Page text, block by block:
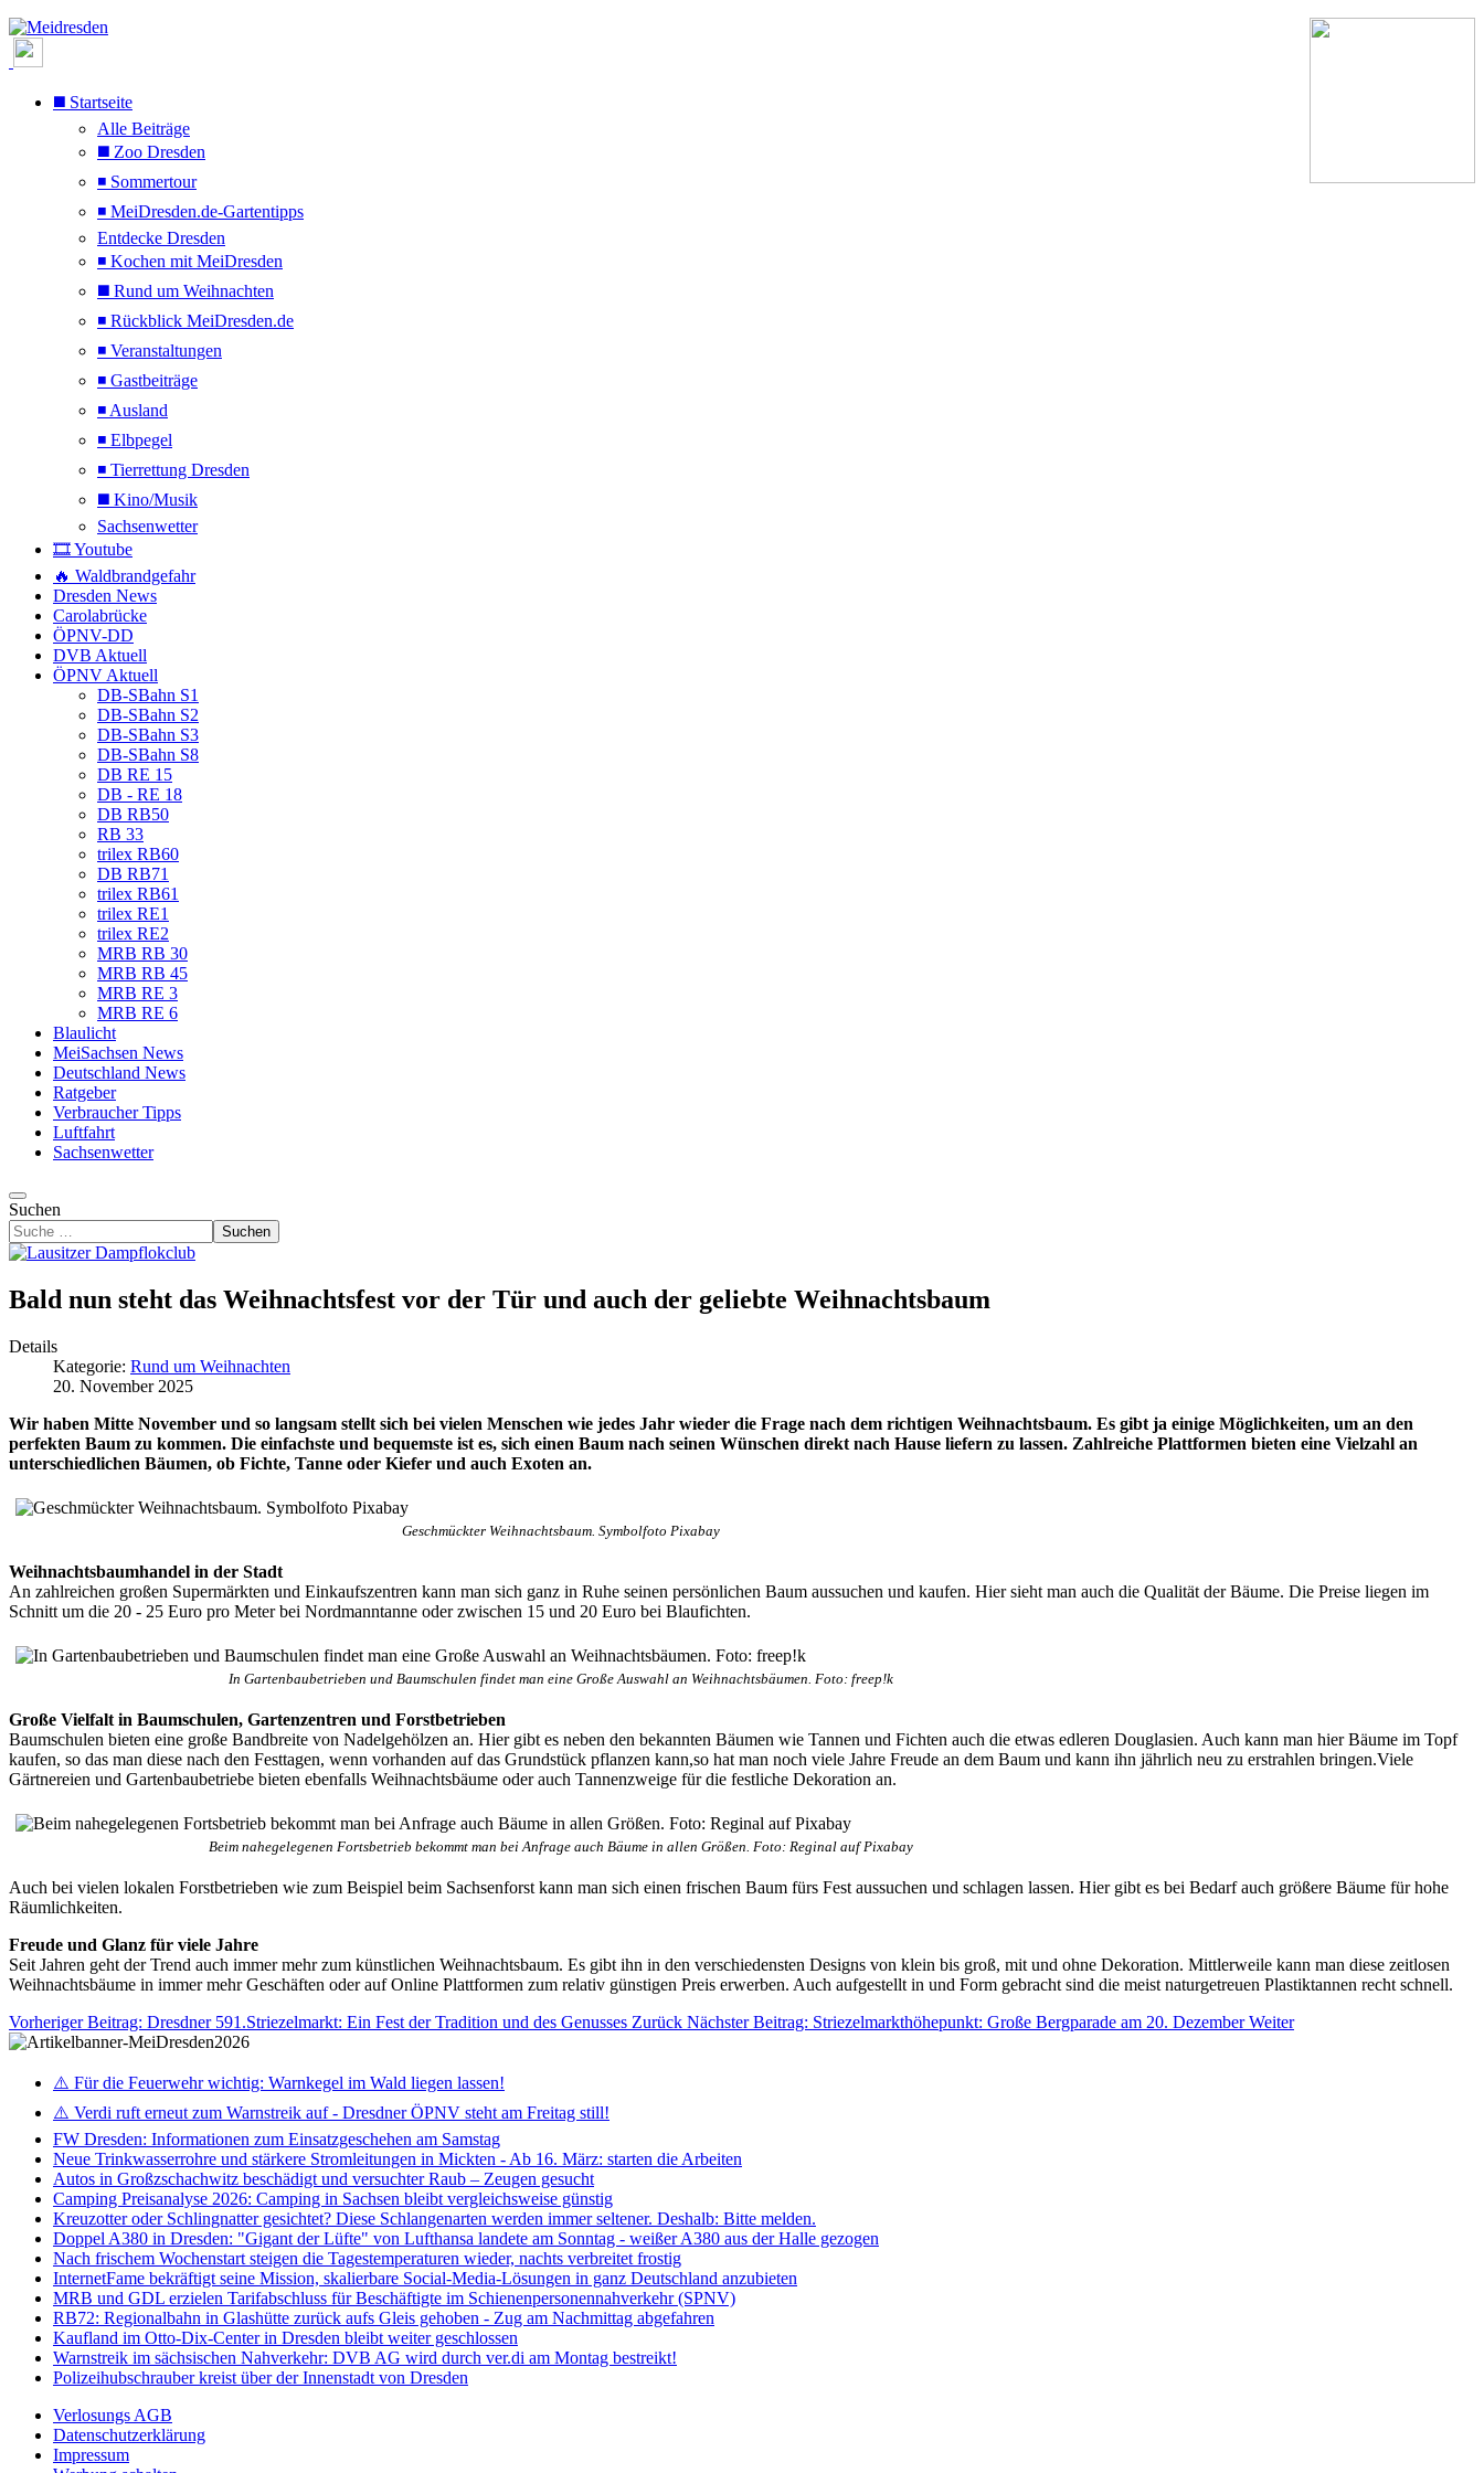
◼️ Startseite
Alle Beiträge
◼️ Zoo Dresden
◾ Sommertour
◾ MeiDresden.de-Gartentipps
Entdecke Dresden
◾ Kochen mit MeiDresden
◼️ Rund um Weihnachten
◾ Rückblick MeiDresden.de
◾ Veranstaltungen
◾ Gastbeiträge
◾ Ausland
◾ Elbpegel
◾ Tierrettung Dresden
◼️ Kino/Musik
Sachsenwetter
🎞️ Youtube
🔥 Waldbrandgefahr
Dresden News
Carolabrücke
ÖPNV-DD
DVB Aktuell
ÖPNV Aktuell
DB-SBahn S1
DB-SBahn S2
DB-SBahn S3
DB-SBahn S8
DB RE 15
DB - RE 18
DB RB50
RB 33
trilex RB60
DB RB71
trilex RB61
trilex RE1
trilex RE2
MRB RB 30
MRB RB 45
MRB RE 3
MRB RE 6
Blaulicht
MeiSachsen News
Deutschland News
Ratgeber
Verbraucher Tipps
Luftfahrt
Sachsenwetter
Suchen
Suchen
Bald nun steht das Weihnachtsfest vor der Tür und auch der geliebte Weihnachtsbaum
Details
Kategorie: Rund um Weihnachten
20. November 2025
Wir haben Mitte November und so langsam stellt sich bei vielen Menschen wie jedes Jahr wieder die Frage nach dem richtigen Weihnachtsbaum. Es gibt ja einige Möglichkeiten, um an den
perfekten Baum zu kommen. Die einfachste und bequemste ist es, sich einen Baum nach seinen Wünschen direkt nach Hause liefern zu lassen. Zahlreiche Plattformen bieten eine Vielzahl an
unterschiedlichen Bäumen, ob Fichte, Tanne oder Kiefer und auch Exoten an.
Geschmückter Weihnachtsbaum. Symbolfoto Pixabay
Weihnachtsbaumhandel in der Stadt
An zahlreichen großen Supermärkten und Einkaufszentren kann man sich ganz in Ruhe seinen persönlichen Baum aussuchen und kaufen. Hier sieht man auch die Qualität der Bäume. Die Preise liegen im
Schnitt um die 20 - 25 Euro pro Meter bei Nordmanntanne oder zwischen 15 und 20 Euro bei Blaufichten.
In Gartenbaubetrieben und Baumschulen findet man eine Große Auswahl an Weihnachtsbäumen. Foto: freep!k
Große Vielfalt in Baumschulen, Gartenzentren und Forstbetrieben
Baumschulen bieten eine große Bandbreite von Nadelgehölzen an. Hier gibt es neben den bekannten Bäumen wie Tannen und Fichten auch die etwas edleren Douglasien. Auch kann man hier Bäume im Topf
kaufen, so das man diese nach den Festtagen, wenn vorhanden auf das Grundstück pflanzen kann,so hat man noch viele Jahre Freude an dem Baum und kann ihn jährlich neu zu erstrahlen bringen.Viele
Gärtnereien und Gartenbaubetriebe bieten ebenfalls Weihnachtsbäume oder auch Tannenzweige für die festliche Dekoration an.
Beim nahegelegenen Fortsbetrieb bekommt man bei Anfrage auch Bäume in allen Größen. Foto: Reginal auf Pixabay
Auch bei vielen lokalen Forstbetrieben wie zum Beispiel beim Sachsenforst kann man sich einen frischen Baum fürs Fest aussuchen und schlagen lassen. Hier gibt es bei Bedarf auch größere Bäume für hohe
Räumlichkeiten.
Freude und Glanz für viele Jahre
Seit Jahren geht der Trend auch immer mehr zum künstlichen Weihnachtsbaum. Es gibt ihn in den verschiedensten Designs von klein bis groß, mit und ohne Dekoration. Mittlerweile kann man diese zeitlosen
Weihnachtsbäume in immer mehr Geschäften oder auf Online Plattformen zum relativ günstigen Preis erwerben. Auch aufgestellt in und Form gebracht sind die meist naturgetreuen Plastiktannen recht schnell.
Vorheriger Beitrag: Dresdner 591.Striezelmarkt: Ein Fest der Tradition und des Genusses Zurück Nächster Beitrag: Striezelmarkthöhepunkt: Große Bergparade am 20. DezemberWeiter
⚠️ Für die Feuerwehr wichtig: Warnkegel im Wald liegen lassen!
⚠️ Verdi ruft erneut zum Warnstreik auf - Dresdner ÖPNV steht am Freitag still!
FW Dresden: Informationen zum Einsatzgeschehen am Samstag
Neue Trinkwasserrohre und stärkere Stromleitungen in Mickten - Ab 16. März: starten die Arbeiten
Autos in Großzschachwitz beschädigt und versuchter Raub – Zeugen gesucht
Camping Preisanalyse 2026: Camping in Sachsen bleibt vergleichsweise günstig
Kreuzotter oder Schlingnatter gesichtet? Diese Schlangenarten werden immer seltener. Deshalb: Bitte melden.
Doppel A380 in Dresden: "Gigant der Lüfte" von Lufthansa landete am Sonntag - weißer A380 aus der Halle gezogen
Nach frischem Wochenstart steigen die Tagestemperaturen wieder, nachts verbreitet frostig
InternetFame bekräftigt seine Mission, skalierbare Social-Media-Lösungen in ganz Deutschland anzubieten
MRB und GDL erzielen Tarifabschluss für Beschäftigte im Schienenpersonennahverkehr (SPNV)
RB72: Regionalbahn in Glashütte zurück aufs Gleis gehoben - Zug am Nachmittag abgefahren
Kaufland im Otto-Dix-Center in Dresden bleibt weiter geschlossen
Warnstreik im sächsischen Nahverkehr: DVB AG wird durch ver.di am Montag bestreikt!
Polizeihubschrauber kreist über der Innenstadt von Dresden
Verlosungs AGB
Datenschutzerklärung
Impressum